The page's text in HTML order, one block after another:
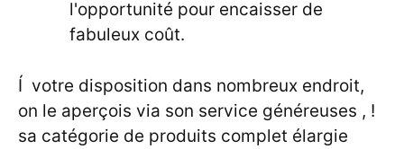
l'opportunité pour encaisser de
fabuleux coût.
Í votre disposition dans nombreux endroit,
on le aperçois via son service généreuses , !
sa catégorie de produits complet élargie